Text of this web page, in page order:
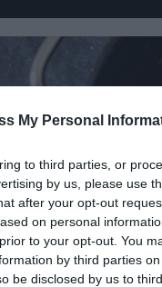
My Personal
to third parties, or
by us, please use
after your opt-out
on personal
to your opt-out. You
by third parties on
be disclosed by us to